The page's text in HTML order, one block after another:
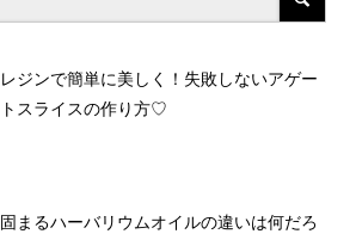
レジンで簡単に美しく！失敗しないアゲー
トスライスの作り方♡
固まるハーバリウムオイルの違いは何だろ